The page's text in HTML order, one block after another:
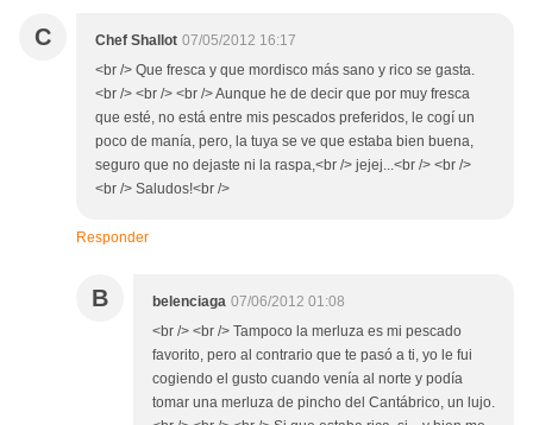
C Chef Shallot 07/05/2012 16:17
<br /> Que fresca y que mordisco más sano y rico se gasta.
<br /> <br /> <br /> Aunque he de decir que por muy fresca
que esté, no está entre mis pescados preferidos, le cogí un
poco de manía, pero, la tuya se ve que estaba bien buena,
seguro que no dejaste ni la raspa,<br /> jejej...<br /> <br />
<br /> Saludos!<br />
Responder
B belenciaga 07/06/2012 01:08
<br /> <br /> Tampoco la merluza es mi pescado
favorito, pero al contrario que te pasó a ti, yo le fui
cogiendo el gusto cuando venía al norte y podía
tomar una merluza de pincho del Cantábrico, un lujo.